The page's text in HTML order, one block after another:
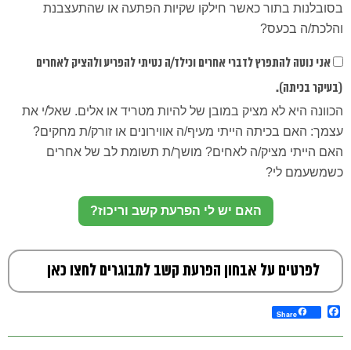
בסובלנות בתור כאשר חילקו שקיות הפתעה או שהתעצבנת
והלכת/ה בכעס?
אני נוטה להתפרץ לדברי אחרים וכילד/ה נטיתי להפריע ולהציק לאחרים
(בעיקר בכיתה).
הכוונה היא לא מציק במובן של להיות מטריד או אלים. שאל/י את
עצמך: האם בכיתה הייתי מעיף/ה אווירונים או זורק/ת מחקים?
האם הייתי מציק/ה לאחים? מושך/ת תשומת לב של אחרים
כשמשעמם לי?
האם יש לי הפרעת קשב וריכוז?
לפרטים על אבחון הפרעת קשב למבוגרים לחצו כאן
Facebook
Share